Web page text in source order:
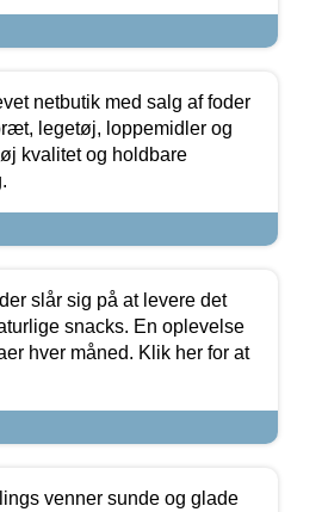
netbutik med salg af foder
legetøj, loppemidler og
kvalitet og holdbare
slår sig på at levere det
snacks. En oplevelse
hver måned. Klik her for at
venner sunde og glade